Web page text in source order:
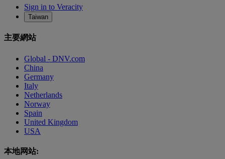
Sign in to Veracity
Taiwan
主要網站
Global - DNV.com
China
Germany
Italy
Netherlands
Norway
Spain
United Kingdom
USA
本地网站: